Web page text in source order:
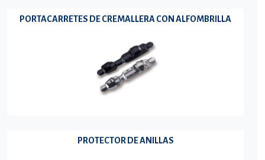
PORTACARRETES DE CREMALLERA CON ALFOMBRILLA
PROTECTOR DE ANILLAS